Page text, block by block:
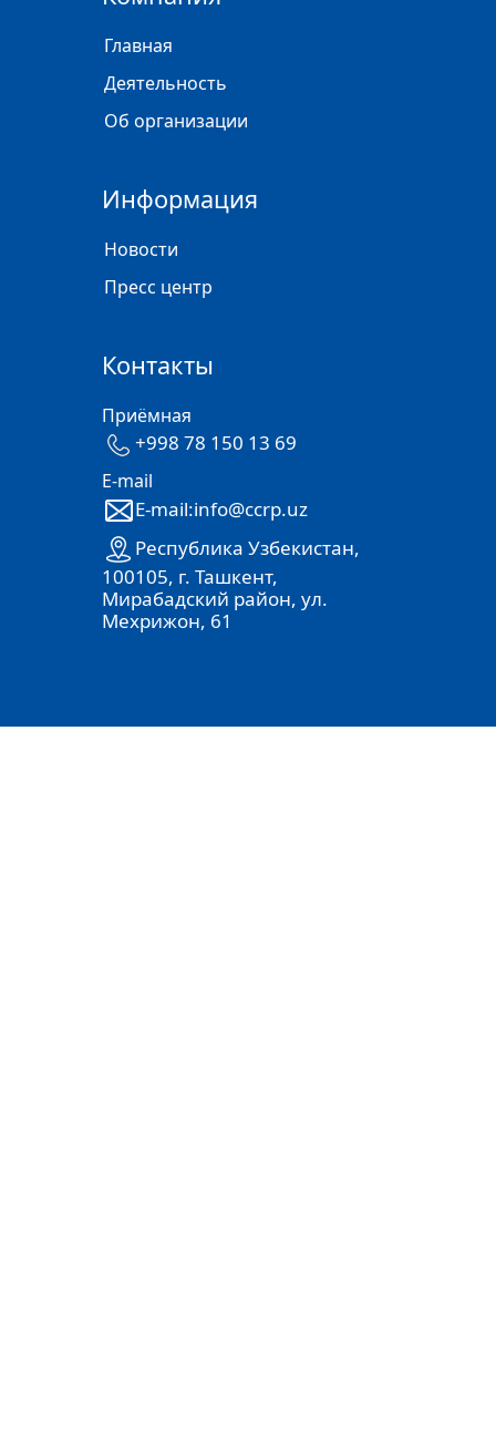
Главная
Деятельность
Об организации
Информация
Новости
Пресс центр
Контакты
Приёмная
+998 78 150 13 69
E-mail
E-mail:info@ccrp.uz
Республика Узбекистан,
100105, г. Ташкент,
Мирабадский район, ул.
Мехрижон, 61